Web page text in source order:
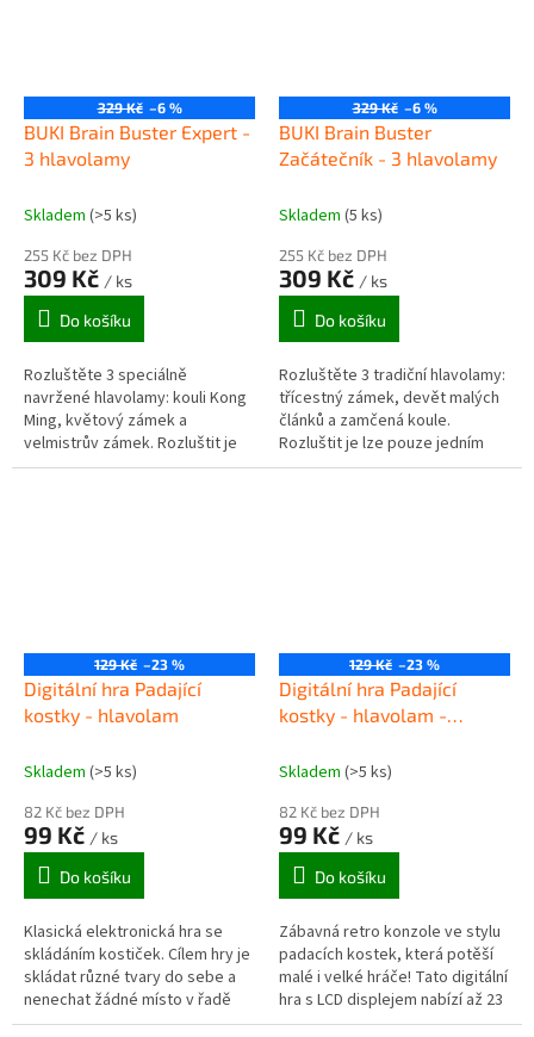
329 Kč –6 %
BUKI Brain Buster Expert -
3 hlavolamy
Skladem (>5 ks)
255 Kč bez DPH
309 Kč / ks
Do košíku
Rozluštěte 3 speciálně
navržené hlavolamy: kouli Kong
Ming, květový zámek a
velmistrův zámek. Rozluštit je
lze pouze jedním způsobem.
329 Kč –6 %
BUKI Brain Buster
Začátečník - 3 hlavolamy
Skladem (5 ks)
255 Kč bez DPH
309 Kč / ks
Do košíku
Rozluštěte 3 tradiční hlavolamy:
třícestný zámek, devět malých
článků a zamčená koule.
Rozluštit je lze pouze jedním
způsobem. Najděte tajný
129 Kč –23 %
Digitální hra Padající
kostky - hlavolam
Skladem (>5 ks)
82 Kč bez DPH
99 Kč / ks
Do košíku
Klasická elektronická hra se
skládáním kostiček. Cílem hry je
skládat různé tvary do sebe a
nenechat žádné místo v řadě
prázdné. Po zaplnění celé řady
129 Kč –23 %
Digitální hra Padající
kostky - hlavolam -
Skladem (>5 ks)
82 Kč bez DPH
99 Kč / ks
Do košíku
Zábavná retro konzole ve stylu
padacích kostek, která potěší
malé i velké hráče! Tato digitální
hra s LCD displejem nabízí až 23
různých her – od klasických